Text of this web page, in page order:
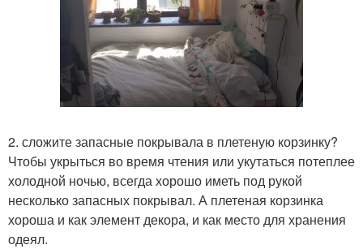
2. сложите запасные покрывала в плетеную корзинку?
Чтобы укрыться во время чтения или укутаться потеплее
холодной ночью, всегда хорошо иметь под рукой
несколько запасных покрывал. А плетеная корзинка
хороша и как элемент декора, и как место для хранения
одеял.